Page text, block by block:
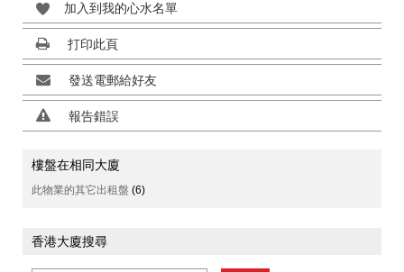
加入到我的心水名單
打印此頁
發送電郵給好友
報告錯誤
樓盤在相同大廈
此物業的其它出租盤 (6)
香港大廈搜尋